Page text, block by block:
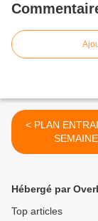
< PLAN ENTRAINEMENT
Hébergé par
Top articles